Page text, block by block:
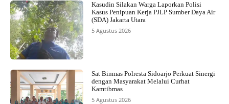
Kasudin Silakan Warga Laporkan Polisi
Kasus Penipuan Kerja PJLP Sumber Daya Air
(SDA) Jakarta Utara
5 Agustus 2026
Sat Binmas Polresta Sidoarjo Perkuat Sinergi
dengan Masyarakat Melalui Curhat
Kamtibmas
5 Agustus 2026